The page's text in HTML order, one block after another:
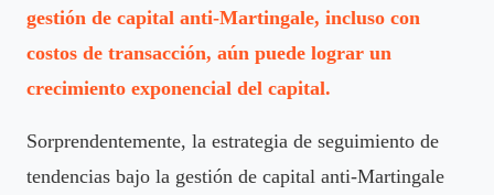
gestión de capital anti-Martingale, incluso con
costos de transacción, aún puede lograr un
crecimiento exponencial del capital.
Sorprendentemente, la estrategia de seguimiento de
tendencias bajo la gestión de capital anti-Martingale